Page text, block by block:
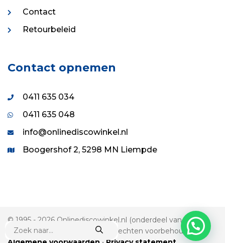
ZOEKEN
Contact
Retourbeleid
Contact opnemen
0411 635 034
0411 635 048
info@onlinediscowinkel.nl
Boogershof 2, 5298 MN Liempde
© 1995 - 2026 Onlinediscowinkel.nl (onderdeel van VDS
Evenement & Show B.V.) • Alle rechten voorbehouden